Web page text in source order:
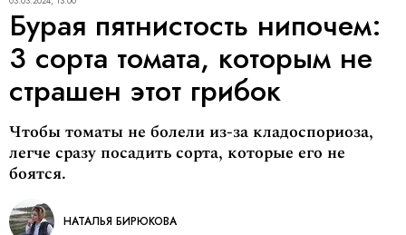
Бурая пятнистость нипочем:
3 сорта томата, которым не
страшен этот грибок
Чтобы томаты не болели из-за кладоспориоза,
легче сразу посадить сорта, которые его не
боятся.
НАТАЛЬЯ БИРЮКОВА